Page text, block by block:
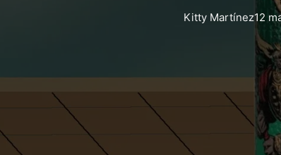
Kitty Martínez12